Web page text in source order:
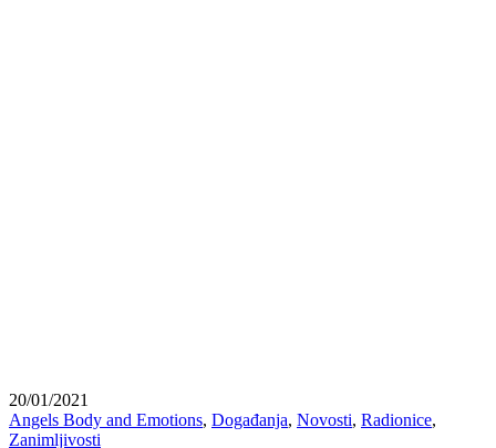
20/01/2021
Angels Body and Emotions, Događanja, Novosti, Radionice,
Zanimljivosti